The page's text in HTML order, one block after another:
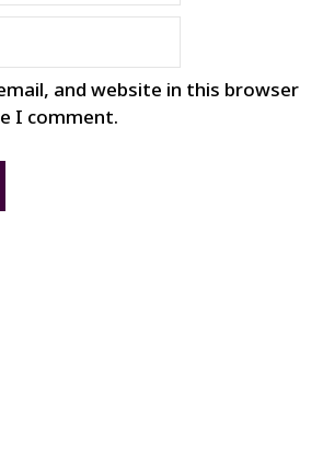
and website in this browser
I comment.